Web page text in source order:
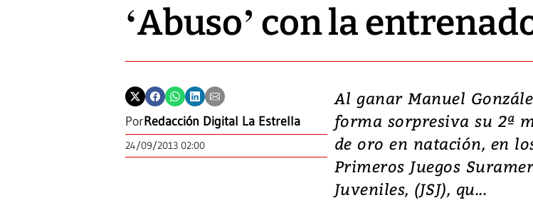
‘Abuso’ con la
PorRedacción Digital La Estrella
24/09/2013 02:00
Al ganar Manuel
forma sorpresiva su 2ª
de oro en natación, en
Primeros Juegos
Juveniles, (JSJ), qu...
Video, Japón:
deja heridos y
daños en